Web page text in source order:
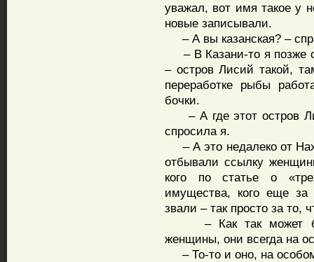
уважал, вот имя такое у
новые записывали.
– А вы казанская? –
– В Казани-то я позже
– остров Лисий такой,
переработке рыбы
бочки.
– А где этот остров
спросила я.
– А это недалеко от
отбывали ссылку
кого по статье о
имущества, кого еще
звали – так просто за то,
– Как так может
женщины, они всегда на
– То-то и оно, на